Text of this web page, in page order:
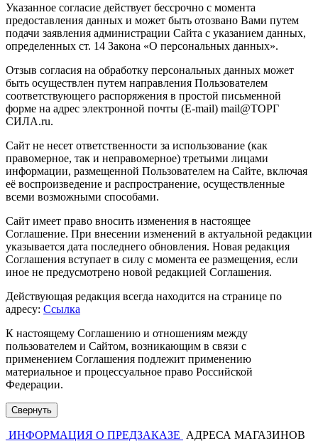
Указанное согласие действует бессрочно с момента
предоставления данных и может быть отозвано Вами путем
подачи заявления администрации Сайта с указанием данных,
определенных ст. 14 Закона «О персональных данных».
Отзыв согласия на обработку персональных данных может
быть осуществлен путем направления Пользователем
соответствующего распоряжения в простой письменной
форме на адрес электронной почты (E-mail) mail@ТОРГ
СИЛА.ru.
Сайт не несет ответственности за использование (как
правомерное, так и неправомерное) третьими лицами
информации, размещенной Пользователем на Сайте, включая
её воспроизведение и распространение, осуществленные
всеми возможными способами.
Сайт имеет право вносить изменения в настоящее
Соглашение. При внесении изменений в актуальной редакции
указывается дата последнего обновления. Новая редакция
Соглашения вступает в силу с момента ее размещения, если
иное не предусмотрено новой редакцией Соглашения.
Действующая редакция всегда находится на странице по
адресу: Ссылка
К настоящему Соглашению и отношениям между
пользователем и Сайтом, возникающим в связи с
применением Соглашения подлежит применению
материальное и процессуальное право Российской
Федерации.
Свернуть
ИНФОРМАЦИЯ О ПРЕДЗАКАЗЕ АДРЕСА МАГАЗИНОВ